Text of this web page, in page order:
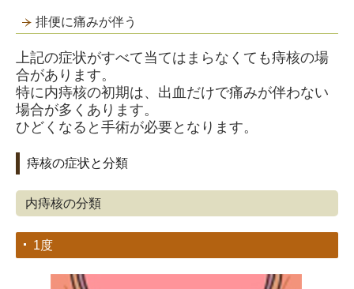
排便に痛みが伴う
上記の症状がすべて当てはまらなくても痔核の場
合があります。
特に内痔核の初期は、出血だけで痛みが伴わない
場合が多くあります。
ひどくなると手術が必要となります。
痔核の症状と分類
内痔核の分類
1度